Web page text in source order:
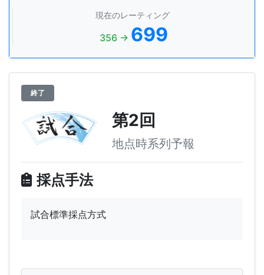
現在のレーティング
356 → 699
終了
第2回
地点時系列予報
採点手法
試合標準採点方式